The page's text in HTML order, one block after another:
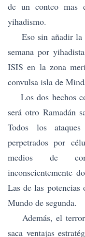
de un conteo mas
yihadismo.
Eso sin añadir la
semana por
ISIS en la zona
convulsa isla de
Los dos hechos
será otro Ramadán
Todos los
perpetrados por
medios de
inconscientemente
Las de las potencias
Mundo de segunda.
Además, el
saca ventajas